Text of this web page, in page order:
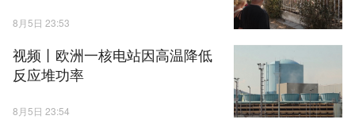
8月5日 23:53
视频丨欧洲一核电站因高温降低
反应堆功率
8月5日 23:54